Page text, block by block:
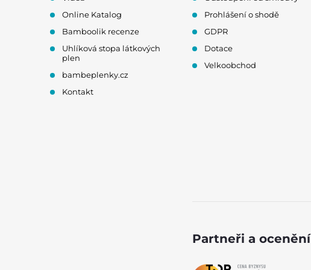
Online Katalog
Bamboolik recenze
Uhlíková stopa látkových
plen
bambeplenky.cz
Kontakt
Prohlášení o shodě
GDPR
Dotace
Velkoobchod
Partneři a ocenění